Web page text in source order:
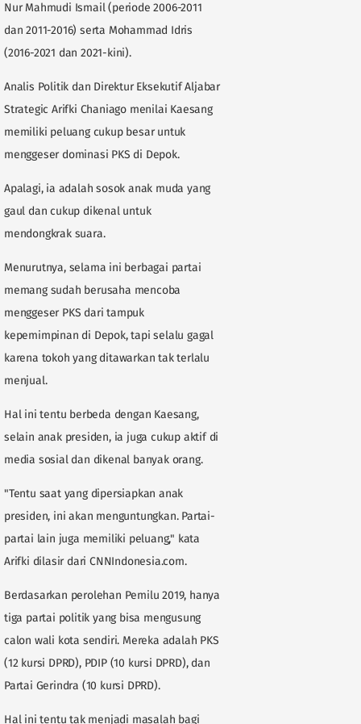
Nur Mahmudi Ismail (periode 2006-2011
dan 2011-2016) serta Mohammad Idris
(2016-2021 dan 2021-kini).
Analis Politik dan Direktur Eksekutif Aljabar
Strategic Arifki Chaniago menilai Kaesang
memiliki peluang cukup besar untuk
menggeser dominasi PKS di Depok.
Apalagi, ia adalah sosok anak muda yang
gaul dan cukup dikenal untuk
mendongkrak suara.
Menurutnya, selama ini berbagai partai
memang sudah berusaha mencoba
menggeser PKS dari tampuk
kepemimpinan di Depok, tapi selalu gagal
karena tokoh yang ditawarkan tak terlalu
menjual.
Hal ini tentu berbeda dengan Kaesang,
selain anak presiden, ia juga cukup aktif di
media sosial dan dikenal banyak orang.
"Tentu saat yang dipersiapkan anak
presiden, ini akan menguntungkan. Partai-
partai lain juga memiliki peluang," kata
Arifki dilasir dari CNNIndonesia.com.
Berdasarkan perolehan Pemilu 2019, hanya
tiga partai politik yang bisa mengusung
calon wali kota sendiri. Mereka adalah PKS
(12 kursi DPRD), PDIP (10 kursi DPRD), dan
Partai Gerindra (10 kursi DPRD).
Hal ini tentu tak menjadi masalah bagi